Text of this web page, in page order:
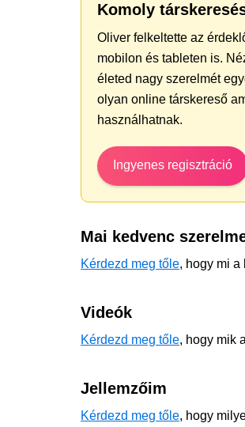
Komoly
Oliver felkeltette az
mobilon és tableten is.
életed nagy szerelmét
olyan online társkereső
használhatnak.
Ingyenes regisztráció
Mai kedvenc
Kérdezd meg tőle, hogy mi a
Videók
Kérdezd meg tőle, hogy mik
Jellemzőim
Kérdezd meg tőle, hogy